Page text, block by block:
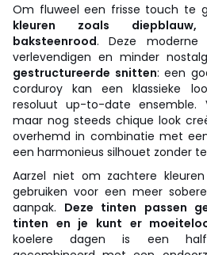
Om fluweel een frisse touch te
kleuren zoals
baksteenrood. Deze
verlevendigen en minder
gestructureerde snitten: een
corduroy kan een klassieke
resoluut up-to-date ensemble.
maar nog steeds chique look
overhemd in combinatie met
een harmonieus silhouet zonder
Aarzel niet om zachtere
gebruiken voor een meer
aanpak. Deze tinten passen
tinten en je kunt er
koelere dagen is een